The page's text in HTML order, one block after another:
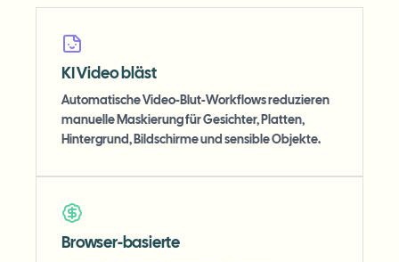
KI Video bläst
Automatische Video-Blut-Workflows reduzieren
manuelle Maskierung für Gesichter, Platten,
Hintergrund, Bildschirme und sensible Objekte.
Browser-basierte